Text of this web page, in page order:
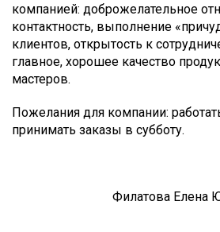
компанией: доброжелательное
контактность, выполнение
клиентов, открытость к
главное, хорошее качество
мастеров.
Пожелания для компании:
принимать заказы в субботу.
Филатова Елена